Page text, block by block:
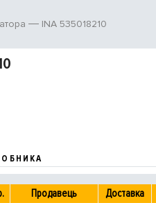
INA 535018210
Продавець Доставка